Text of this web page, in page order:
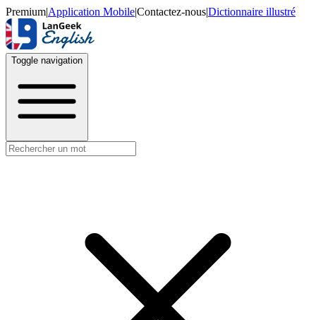
Premium|Application Mobile|Contactez-nous|Dictionnaire illustré
Toggle navigation